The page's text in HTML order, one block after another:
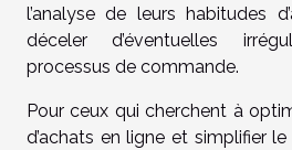
l’analyse de leurs habitudes
déceler d’éventuelles
processus de commande.
Pour ceux qui cherchent à
d’achats en ligne et simplifier